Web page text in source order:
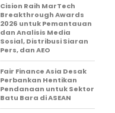
Cision Raih MarTech
Breakthrough Awards
2026 untuk Pemantauan
dan Analisis Media
Sosial, Distribusi Siaran
Pers, dan AEO
Fair Finance Asia Desak
Perbankan Hentikan
Pendanaan untuk Sektor
Batu Bara di ASEAN